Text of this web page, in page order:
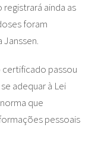
ainda as
foram
Janssen.
certificado passou
adequar à Lei
que
pessoais